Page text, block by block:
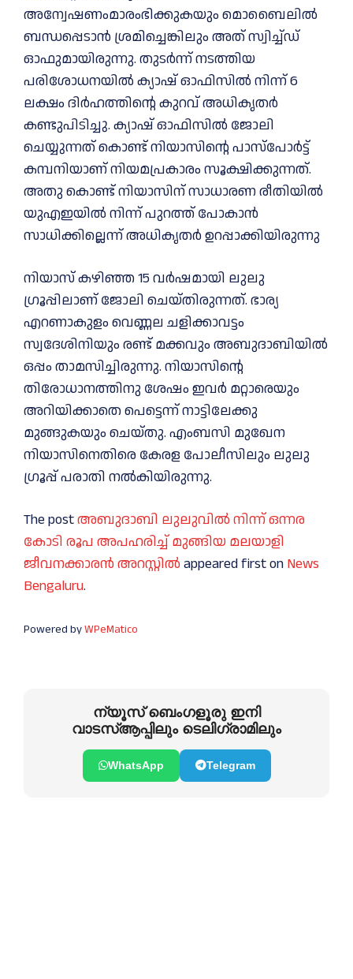
അന്വേഷണംമാരംഭിക്കുകയും മൊബൈലിൽ
ബന്ധപ്പെടാൻ ശ്രമിച്ചെങ്കിലും അത് സ്വിച്ച്ഡ്
ഓഫുമായിരുന്നു. തുടർന്ന് നടത്തിയ
പരിശോധനയിൽ ക്യാഷ് ഓഫിസിൽ നിന്ന് 6
ലക്ഷം ദിർഹത്തിന്റെ കുറവ് അധികൃതർ
കണ്ടുപിടിച്ചു. ക്യാഷ് ഓഫിസിൽ ജോലി
ചെയ്യുന്നത് കൊണ്ട് നിയാസിന്റെ പാസ്പോർട്ട്
കമ്പനിയാണ് നിയമപ്രകാരം സൂക്ഷിക്കുന്നത്.
അതു കൊണ്ട് നിയാസിന് സാധാരണ രീതിയിൽ
യുഎഇയിൽ നിന്ന് പുറത്ത് പോകാൻ
സാധിക്കില്ലെന്ന് അധികൃതർ ഉറപ്പാക്കിയിരുന്നു
നിയാസ് കഴിഞ്ഞ 15 വർഷമായി ലുലു
ഗ്രൂപ്പിലാണ് ജോലി ചെയ്തിരുന്നത്. ഭാര്യ
എറണാകുളം വെണ്ണല ചളിക്കാവട്ടം
സ്വദേശിനിയും രണ്ട് മക്കവും അബുദാബിയിൽ
ഒപ്പം താമസിച്ചിരുന്നു. നിയാസിന്റെ
തിരോധാനത്തിനു ശേഷം ഇവർ മറ്റാരെയും
അറിയിക്കാതെ പെട്ടെന്ന് നാട്ടിലേക്കു
മുങ്ങുകയും ചെയ്തു. എംബസി മുഖേന
നിയാസിനെതിരെ കേരള പോലീസിലും ലുലു
ഗ്രൂപ്പ് പരാതി നൽകിയിരുന്നു.
The postഅബുദാബി ലുലുവിൽ നിന്ന് ഒന്നര
കോടി രൂപ അപഹരിച്ച് മുങ്ങിയ മലയാളി
ജീവനക്കാരന്‍ അറസ്റ്റില്‍ appeared first on News
Bengaluru.
Powered byWPeMatico
ന്യൂസ് ബെംഗളൂരു ഇനി
വാടസ്ആപ്പിലും ടെലിഗ്രാമിലും
WhatsApp Telegram